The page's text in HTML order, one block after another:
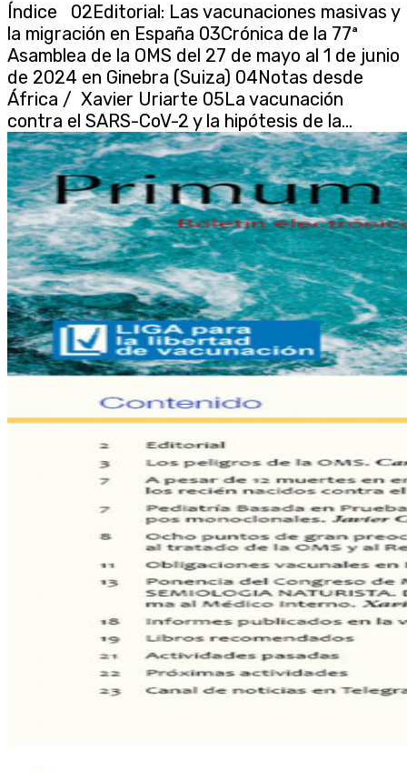
Índice 02Editorial: Las vacunaciones masivas y
la migración en España 03Crónica de la 77ª
Asamblea de la OMS del 27 de mayo al 1 de junio
de 2024 en Ginebra (Suiza) 04Notas desde
África / Xavier Uriarte 05La vacunación
contra el SARS-CoV-2 y la hipótesis de la...